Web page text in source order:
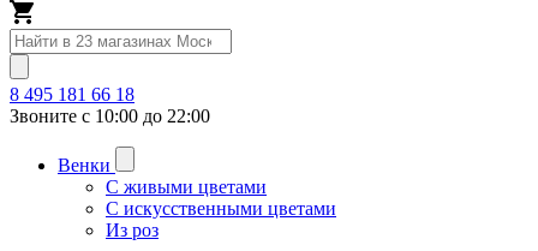
8 495 181 66 18
Звоните с 10:00 до 22:00
Венки
С живыми цветами
С искусственными цветами
Из роз